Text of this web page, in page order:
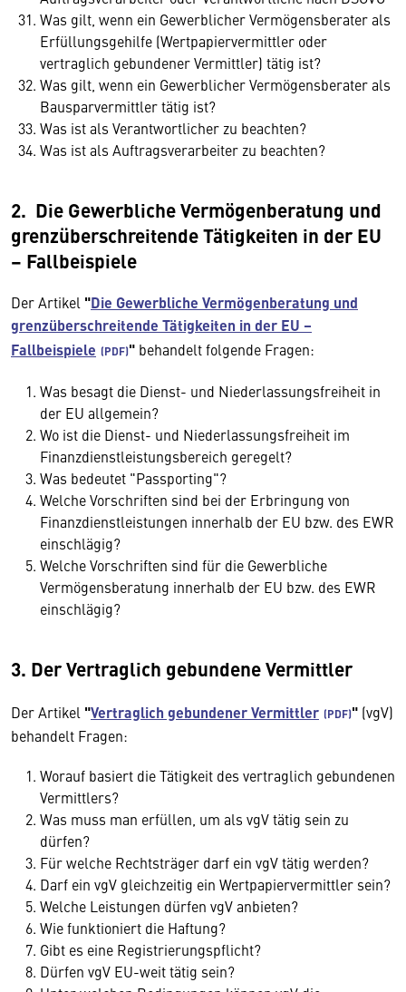
Was gilt, wenn ein Gewerblicher Vermögensberater als
Erfüllungsgehilfe (Wertpapiervermittler oder
vertraglich gebundener Vermittler) tätig ist?
Was gilt, wenn ein Gewerblicher Vermögensberater als
Bausparvermittler tätig ist?
Was ist als Verantwortlicher zu beachten?
Was ist als Auftragsverarbeiter zu beachten?
2. Die Gewerbliche Vermögenberatung und
grenzüberschreitende Tätigkeiten in der EU
– Fallbeispiele
Der Artikel "Die Gewerbliche Vermögenberatung und
grenzüberschreitende Tätigkeiten in der EU –
Fallbeispiele
" behandelt folgende Fragen:
Was besagt die Dienst- und Niederlassungsfreiheit in
der EU allgemein?
Wo ist die Dienst- und Niederlassungsfreiheit im
Finanzdienstleistungsbereich geregelt?
Was bedeutet "Passporting"?
Welche Vorschriften sind bei der Erbringung von
Finanzdienstleistungen innerhalb der EU bzw. des EWR
einschlägig?
Welche Vorschriften sind für die Gewerbliche
Vermögensberatung innerhalb der EU bzw. des EWR
einschlägig?
3. Der Vertraglich gebundene Vermittler
Der Artikel "Vertraglich gebundener Vermittler " (vgV)
behandelt Fragen:
Worauf basiert die Tätigkeit des vertraglich gebundenen
Vermittlers?
Was muss man erfüllen, um als vgV tätig sein zu
dürfen?
Für welche Rechtsträger darf ein vgV tätig werden?
Darf ein vgV gleichzeitig ein Wertpapiervermittler sein?
Welche Leistungen dürfen vgV anbieten?
Wie funktioniert die Haftung?
Gibt es eine Registrierungspflicht?
Dürfen vgV EU-weit tätig sein?